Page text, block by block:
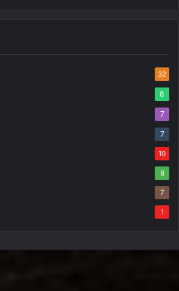
32
8
7
7
10
8
7
1